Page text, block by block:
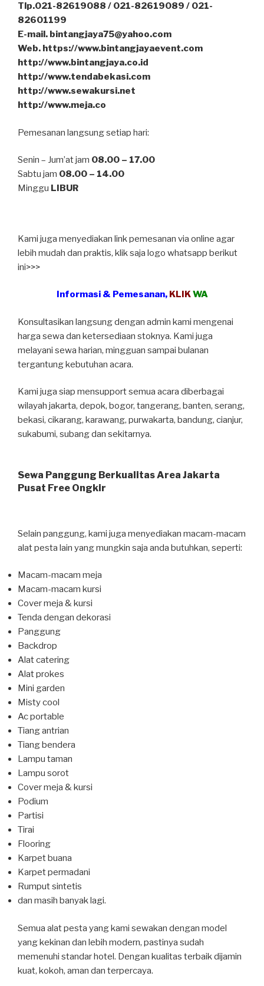
Tlp.021-82619088 / 021-82619089 / 021-
82601199
E-mail. bintangjaya75@yahoo.com
Web. https://www.bintangjayaevent.com
http://www.bintangjaya.co.id
http://www.tendabekasi.com
http://www.sewakursi.net
http://www.meja.co
Pemesanan langsung setiap hari:
Senin – Jum’at jam 08.00 – 17.00
Sabtu jam 08.00 – 14.00
Minggu LIBUR
Kami juga menyediakan link pemesanan via online agar
lebih mudah dan praktis, klik saja logo whatsapp berikut
ini>>>
Informasi & Pemesanan, KLIKWA
Konsultasikan langsung dengan admin kami mengenai
harga sewa dan ketersediaan stoknya. Kami juga
melayani sewa harian, mingguan sampai bulanan
tergantung kebutuhan acara.
Kami juga siap mensupport semua acara diberbagai
wilayah jakarta, depok, bogor, tangerang, banten, serang,
bekasi, cikarang, karawang, purwakarta, bandung, cianjur,
sukabumi, subang dan sekitarnya.
Sewa Panggung Berkualitas Area Jakarta
Pusat Free Ongkir
Selain panggung, kami juga menyediakan macam-macam
alat pesta lain yang mungkin saja anda butuhkan, seperti:
Macam-macam meja
Macam-macam kursi
Cover meja & kursi
Tenda dengan dekorasi
Panggung
Backdrop
Alat catering
Alat prokes
Mini garden
Misty cool
Ac portable
Tiang antrian
Tiang bendera
Lampu taman
Lampu sorot
Cover meja & kursi
Podium
Partisi
Tirai
Flooring
Karpet buana
Karpet permadani
Rumput sintetis
dan masih banyak lagi.
Semua alat pesta yang kami sewakan dengan model
yang kekinan dan lebih modern, pastinya sudah
memenuhi standar hotel. Dengan kualitas terbaik dijamin
kuat, kokoh, aman dan terpercaya.